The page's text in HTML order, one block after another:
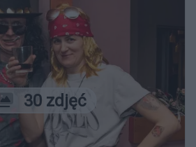
Liczba zdjęć
30 zdjęć